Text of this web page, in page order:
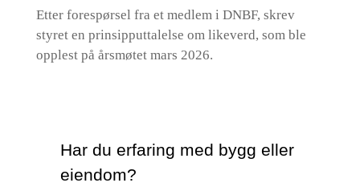
Etter forespørsel fra et medlem i DNBF, skrev
styret en prinsipputtalelse om likeverd, som ble
opplest på årsmøtet mars 2026.
Har du erfaring med bygg eller
eiendom?